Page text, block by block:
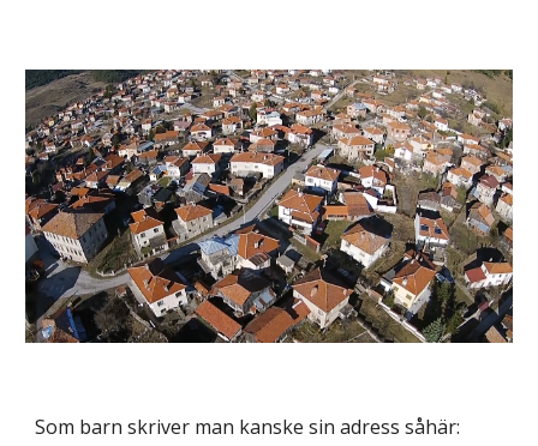
Som barn skriver man kanske sin adress såhär: